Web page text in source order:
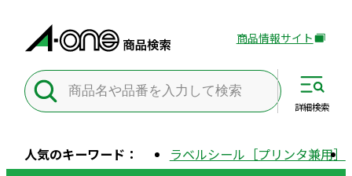
外
サ
別
商品情報サイト
人気のキーワード： ラベルシール［プリンタ兼用］
詳細検索